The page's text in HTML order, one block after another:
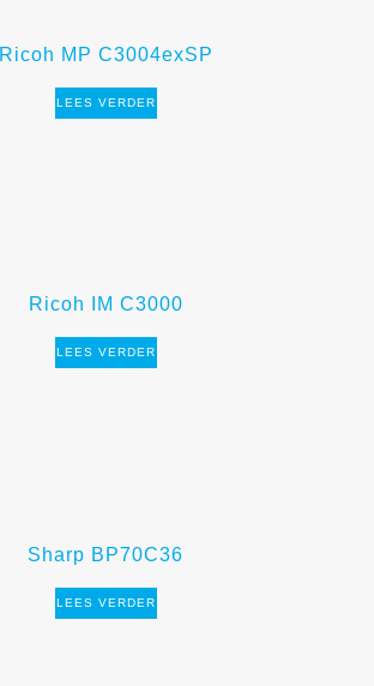
Ricoh MP C3004exSP
LEES VERDER
Ricoh IM C3000
LEES VERDER
Sharp BP70C36
LEES VERDER